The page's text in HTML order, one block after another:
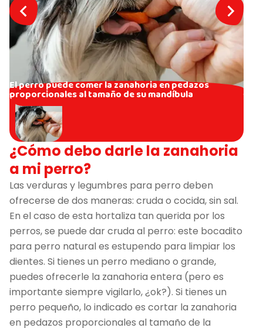
El perro puede comer la zanahoria en pedazos
proporcionales al tamaño de su mandíbula
¿Cómo debo darle la zanahoria
a mi perro?
Las verduras y legumbres para perro deben
ofrecerse de dos maneras: cruda o cocida, sin sal.
En el caso de esta hortaliza tan querida por los
perros, se puede dar cruda al perro: este bocadito
para perro natural es estupendo para limpiar los
dientes. Si tienes un perro mediano o grande,
puedes ofrecerle la zanahoria entera (pero es
importante siempre vigilarlo, ¿ok?). Si tienes un
perro pequeño, lo indicado es cortar la zanahoria
en pedazos proporcionales al tamaño de la